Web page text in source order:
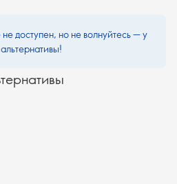
доступен, но не волнуйтесь — у